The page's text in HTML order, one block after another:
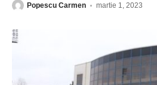
Popescu Carmen martie 1, 2023